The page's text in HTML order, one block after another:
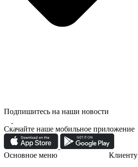
Подпишитесь на наши новости
Скачайте наше мобильное приложение
Основное меню
Клиенту